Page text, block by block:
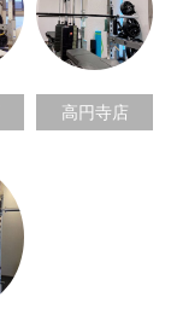
高円寺店